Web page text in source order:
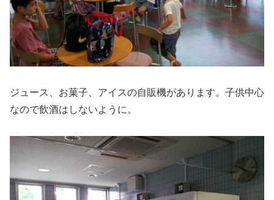
ジュース、お菓子、アイスの自販機があります。子供中心
なので飲酒はしないように。